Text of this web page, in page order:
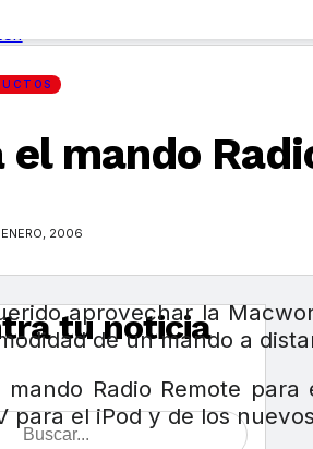
tu noticia
el mando
ENERO, 2006
aprovechar la
de un mando a
mando Radio Remote
para el iPod y de los